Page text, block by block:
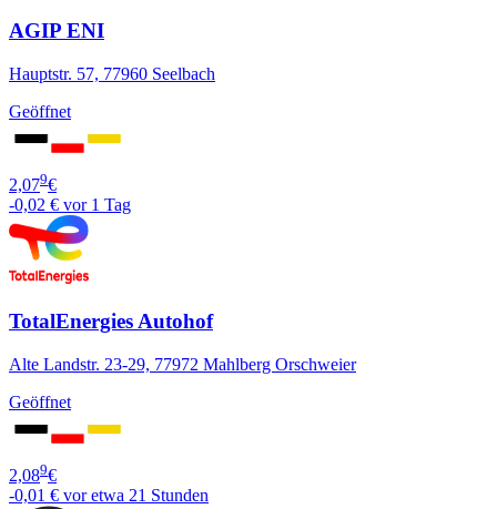
AGIP ENI
Hauptstr. 57, 77960 Seelbach
Geöffnet
2,079€
-0,02 € vor 1 Tag
TotalEnergies Autohof
Alte Landstr. 23-29, 77972 Mahlberg Orschweier
Geöffnet
2,089€
-0,01 € vor etwa 21 Stunden